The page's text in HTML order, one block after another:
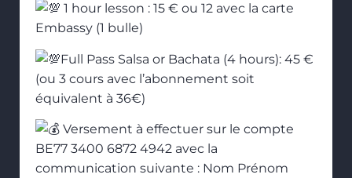
1 hour lesson : 15 € ou 12 avec la carte
Embassy (1 bulle)
Full Pass Salsa or Bachata (4 hours): 45 €
(ou 3 cours avec l’abonnement soit
équivalent à 36€)
Versement à effectuer sur le compte
BE77 3400 6872 4942 avec la
communication suivante : Nom Prénom